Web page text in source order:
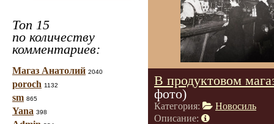
Топ 15
по количеству
комментариев:
Магаз Анатолий 2040
poroch 1132
sm 865
Yana 398
В продуктовом
фото)
Категория:
Новосиль
Описание: